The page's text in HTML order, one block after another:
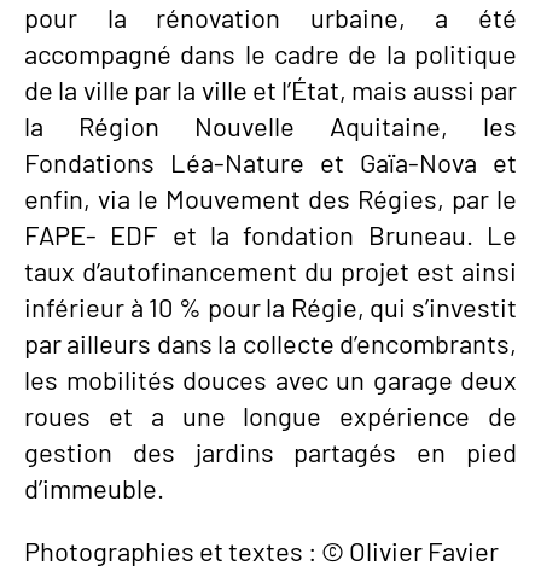
pour la rénovation urbaine, a été
accompagné dans le cadre de la politique
de la ville par la ville et l’État, mais aussi par
la Région Nouvelle Aquitaine, les
Fondations Léa-Nature et Gaïa-Nova et
enfin, via le Mouvement des Régies, par le
FAPE- EDF et la fondation Bruneau. Le
taux d’autofinancement du projet est ainsi
inférieur à 10 % pour la Régie, qui s’investit
par ailleurs dans la collecte d’encombrants,
les mobilités douces avec un garage deux
roues et a une longue expérience de
gestion des jardins partagés en pied
d’immeuble.
Photographies et textes : © Olivier Favier